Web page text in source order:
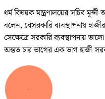
ধর্ম বিষয়ক মন্ত্রণালয়ের সচিব
বলেন, বেসরকারি ব্যবস্থাপনায়
সেক্ষেত্রে সরকারি ব্যবস্থাপনায়
অন্তত চার ভাগের এক ভাগ হাজী